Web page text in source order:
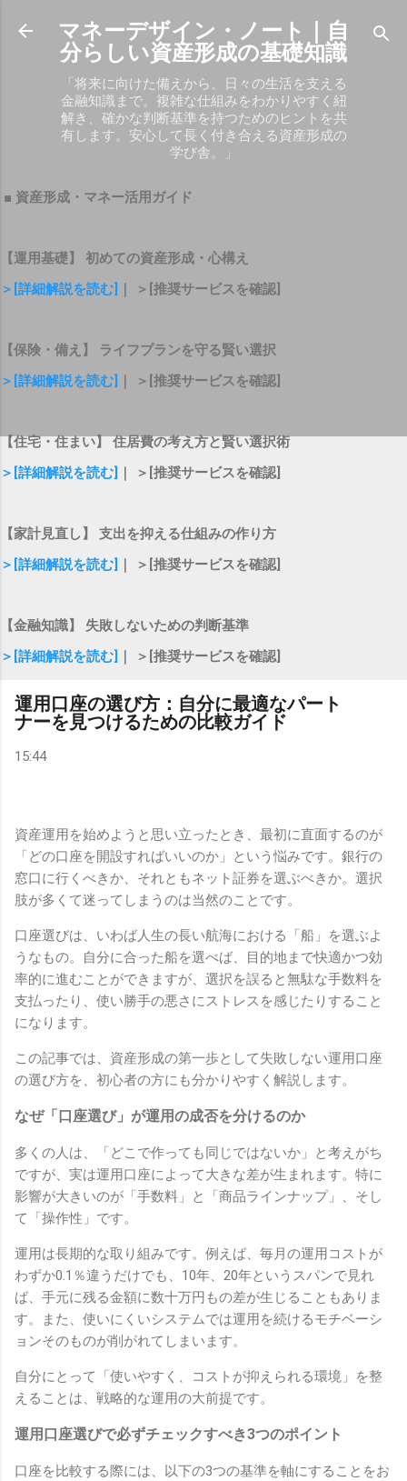
スキップしてメイン コンテンツに移動
マネーデザイン・ノート｜自
分らしい資産形成の基礎知識
「将来に向けた備えから、日々の生活を支える
金融知識まで。複雑な仕組みをわかりやすく紐
解き、確かな判断基準を持つためのヒントを共
有します。安心して長く付き合える資産形成の
学び舎。」
■ 資産形成・マネー活用ガイド
【運用基礎】 初めての資産形成・心構え
＞[詳細解説を読む]
｜ ＞[推奨サービスを確認]
【保険・備え】 ライフプランを守る賢い選択
＞[詳細解説を読む]
｜ ＞[推奨サービスを確認]
【住宅・住まい】 住居費の考え方と賢い選択術
＞[詳細解説を読む]
｜ ＞[推奨サービスを確認]
【家計見直し】 支出を抑える仕組みの作り方
＞[詳細解説を読む]
｜ ＞[推奨サービスを確認]
【金融知識】 失敗しないための判断基準
＞[詳細解説を読む]
｜ ＞[推奨サービスを確認]
運用口座の選び方：自分に最適なパート
ナーを見つけるための比較ガイド
15:44
資産運用を始めようと思い立ったとき、最初に直面するのが
「どの口座を開設すればいいのか」という悩みです。銀行の
窓口に行くべきか、それともネット証券を選ぶべきか。選択
肢が多くて迷ってしまうのは当然のことです。
口座選びは、いわば人生の長い航海における「船」を選ぶよ
うなもの。自分に合った船を選べば、目的地まで快適かつ効
率的に進むことができますが、選択を誤ると無駄な手数料を
支払ったり、使い勝手の悪さにストレスを感じたりすること
になります。
この記事では、資産形成の第一歩として失敗しない運用口座
の選び方を、初心者の方にも分かりやすく解説します。
なぜ「口座選び」が運用の成否を分けるのか
多くの人は、「どこで作っても同じではないか」と考えがち
ですが、実は運用口座によって大きな差が生まれます。特に
影響が大きいのが「手数料」と「商品ラインナップ」、そし
て「操作性」です。
運用は長期的な取り組みです。例えば、毎月の運用コストが
わずか0.1％違うだけでも、10年、20年というスパンで見れ
ば、手元に残る金額に数十万円もの差が生じることもありま
す。また、使いにくいシステムでは運用を続けるモチベーシ
ョンそのものが削がれてしまいます。
自分にとって「使いやすく、コストが抑えられる環境」を整
えることは、戦略的な運用の大前提です。
運用口座選びで必ずチェックすべき3つのポイント
口座を比較する際には、以下の3つの基準を軸にすることをお